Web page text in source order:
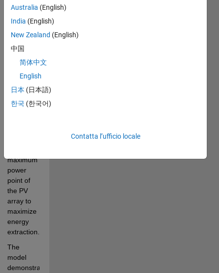
project
solar PV
system
with a
loop
MPPT
controller
MATLAB/Simulink.
maximum
power
point of
the PV
array to
maximize
energy
extraction.
The
model
demonstrates:
Australia (English)
India (English)
New Zealand (English)
中国
简体中文
English
日本 (日本語)
한국 (한국어)
Contatta l’ufficio locale